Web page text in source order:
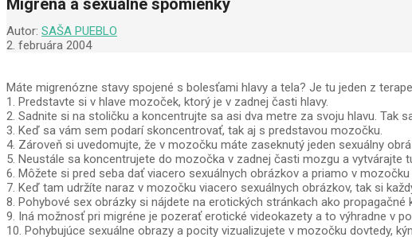
Migréna a sexuálne spomienky
Autor: SAŠA PUEBLO
2. februára 2004
Máte migrenózne stavy spojené s bolesťami hlavy a tela? Je tu jeden z
1. Predstavte si v hlave mozoček, ktorý je v zadnej časti hlavy.
2. Sadnite si na stoličku a koncentrujte sa asi dva metre za svoju hlavu. Tak
3. Keď sa vám sem podarí skoncentrovať, tak aj s predstavou mozočku.
4. Zároveň si uvedomujte, že v mozočku máte zaseknutý jeden sexuálny
5. Neustále sa koncentrujete do mozočka v zadnej časti mozgu a vytvárajte
6. Môžete si pred seba dať viacero sexuálnych obrázkov a priamo v
7. Keď tam udržíte naraz v mozočku viacero sexuálnych obrázkov, tak si
8. Pohybové sex obrázky si nájdete na erotických stránkach ako
9. Iná možnosť pri migréne je pozerať erotické videokazety a to výhradne v
10. Pohybujúce sexuálne obrazy a pocity vizualizujete v mozočku dovtedy,